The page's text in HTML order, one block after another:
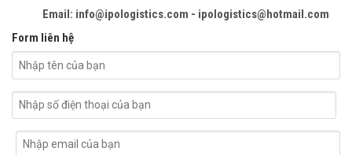
Email: info@ipologistics.com - ipologistics@hotmail.com
Form liên hệ